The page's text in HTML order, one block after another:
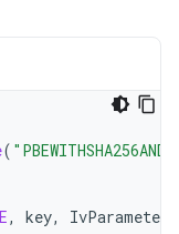
(
, key,